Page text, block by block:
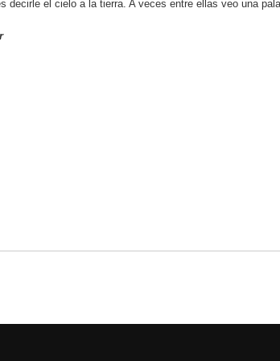
el cielo a la tierra. A veces entre ellas veo una